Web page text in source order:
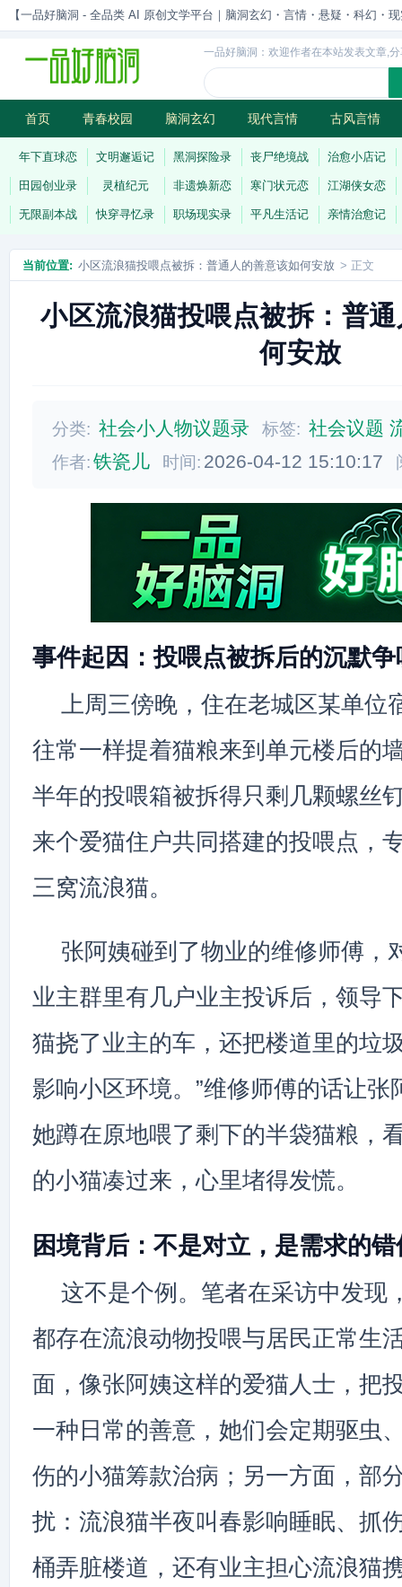
【一品好脑洞 - 全品类 AI 原创文学平台｜脑洞玄幻・言情・悬疑・科幻・
一品好脑洞：欢迎作者在本站发表文章,
首页 青春校园 脑洞玄幻 现代言情 古风言情
历史权谋 武侠江湖 灵异志怪 连载
年下直球恋 文明邂逅记 黑洞探险录 丧尸绝境战 治愈小店记
田园创业录 灵植纪元 非遗焕新恋 寒门状元恋 江湖侠女恋
无限副本战 快穿寻忆录 职场现实录 平凡生活记 亲情治愈记
当前位置: 小区流浪猫投喂点被拆：普通人的善意该如何安放 > 正文
小区流浪猫投喂点被拆：普
何安放
分类: 社会小人物议题录 标签: 社会议题
作者:铁瓷儿 时间: 2026-04-12 15:10:17
事件起因：投喂点被拆后的沉默争
上周三傍晚，住在老城区某单位
往常一样提着猫粮来到单元楼后的
半年的投喂箱被拆得只剩几颗螺丝
来个爱猫住户共同搭建的投喂点，
三窝流浪猫。
张阿姨碰到了物业的维修师傅，
业主群里有几户业主投诉后，领导
猫挠了业主的车，还把楼道里的垃
影响小区环境。”维修师傅的话让张
她蹲在原地喂了剩下的半袋猫粮，
的小猫凑过来，心里堵得发慌。
困境背后：不是对立，是需求的错
这不是个例。笔者在采访中发现
都存在流浪动物投喂与居民正常生
面，像张阿姨这样的爱猫人士，把
一种日常的善意，她们会定期驱虫
伤的小猫筹款治病；另一方面，部
扰：流浪猫半夜叫春影响睡眠、抓
桶弄脏楼道，还有业主担心流浪猫